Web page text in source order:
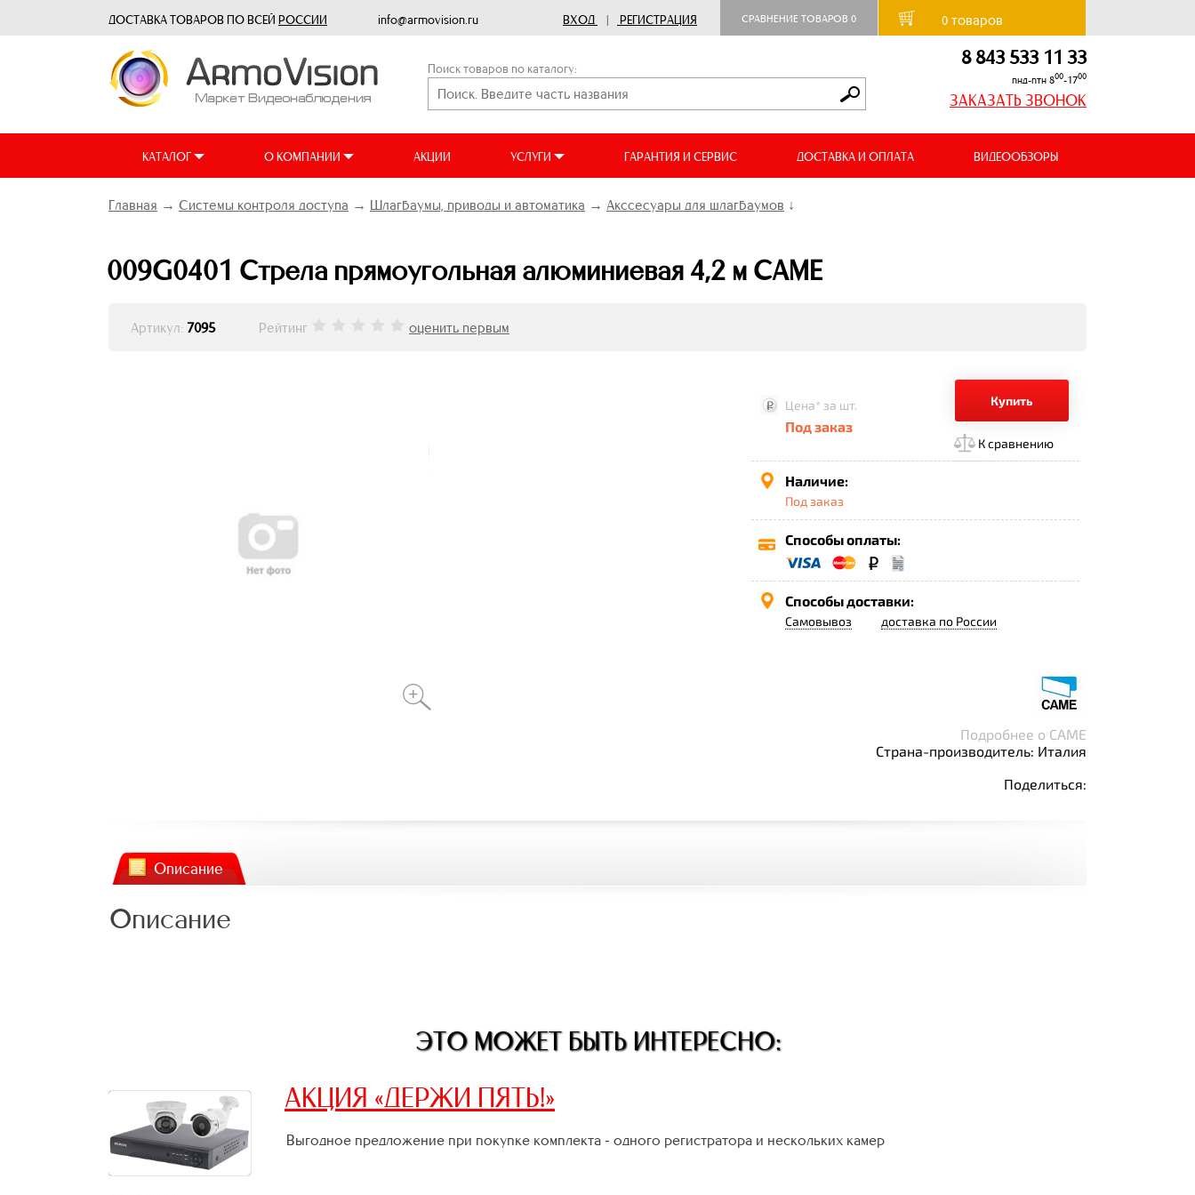
ДОСТАВКА ТОВАРОВ ПО ВСЕЙ РОССИИ info@armovision.ru ВХОД | РЕГИСТРАЦИЯ СРАВНЕНИЕ ТОВАРОВ 0 0товаров
Поиск товаров по каталогу: 8 843 533 11 33
пнд-птн 800-1700
ЗАКАЗАТЬ ЗВОНОК
КАТАЛОГ О КОМПАНИИ АКЦИИ УСЛУГИ ГАРАНТИЯ И СЕРВИС ДОСТАВКА И ОПЛАТА ВИДЕООБЗОРЫ
Главная → Системы контроля доступа → Шлагбаумы, приводы и автоматика → Акссесуары для шлагбаумов ↓
009G0401 Стрела прямоугольная алюминиевая 4,2 м CAME
Артикул: 7095 Рейтинг оценить первым
Купить
Цена* за шт.
Под заказ
К сравнению
Наличие:
Под заказ
Способы оплаты:
Способы доставки:
Самовывоз доставка по России
Подробнее о CAME
Страна-производитель: Италия
Поделиться:
Описание
Описание
ЭТО МОЖЕТ БЫТЬ ИНТЕРЕСНО:
АКЦИЯ «ДЕРЖИ ПЯТЬ!»
Выгодное предложение при покупке комплекта - одного регистратора и нескольких камер